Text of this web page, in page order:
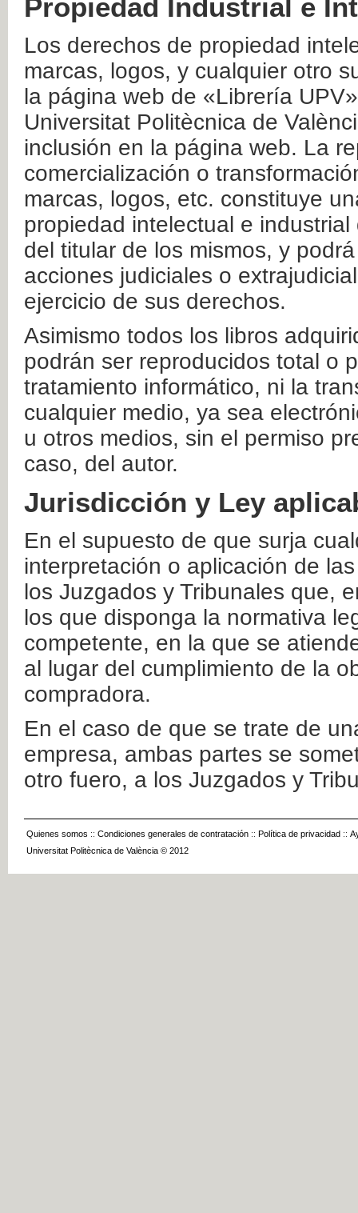
Propiedad Industrial e
Los derechos de propiedad
marcas, logos, y cualquier otro
la página web de «Librería
Universitat Politècnica de
inclusión en la página web. La
comercialización o
marcas, logos, etc. constituye
propiedad intelectual e
del titular de los mismos, y
acciones judiciales o
ejercicio de sus derechos.
Asimismo todos los libros
podrán ser reproducidos total o
tratamiento informático, ni la
cualquier medio, ya sea
u otros medios, sin el permiso
caso, del autor.
Jurisdicción y Ley
En el supuesto de que surja
interpretación o aplicación de
los Juzgados y Tribunales que,
los que disponga la normativa
competente, en la que se
al lugar del cumplimiento de la
compradora.
En el caso de que se trate de
empresa, ambas partes se
otro fuero, a los Juzgados y
Quienes somos :: Condiciones generales de contratación :: Política de privacidad ::
Universitat Politècnica de València © 2012